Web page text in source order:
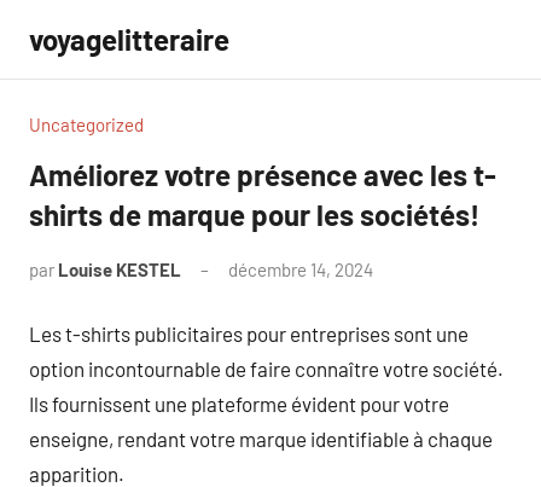
contenu
voyagelitteraire
Uncategorized
Améliorez votre présence avec les t-
shirts de marque pour les sociétés!
par Louise KESTEL décembre 14, 2024
Les t-shirts publicitaires pour entreprises sont une
option incontournable de faire connaître votre société.
Ils fournissent une plateforme évident pour votre
enseigne, rendant votre marque identifiable à chaque
apparition.